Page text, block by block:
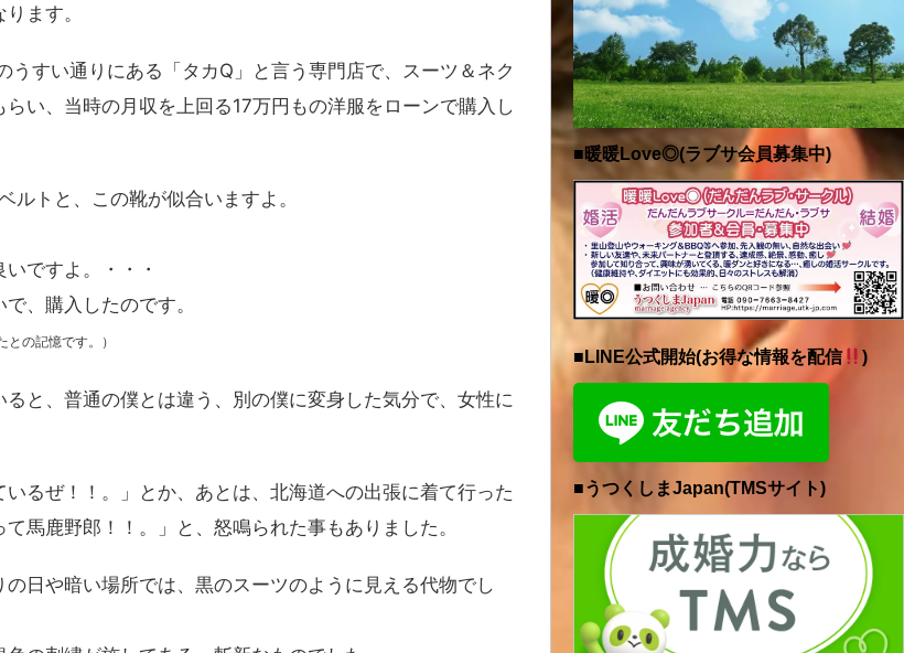
ます。
すい通りにある「タカQ」と言う専門店で、スーツ＆ネク
い、当時の月収を上回る17万円もの洋服をローンで購入し
トと、この靴が似合いますよ。
ですよ。・・・
、購入したのです。
の記憶です。）
と、普通の僕とは違う、別の僕に変身した気分で、女性に
るぜ！！。」とか、あとは、北海道への出張に着て行った
馬鹿野郎！！。」と、怒鳴られた事もありました。
日や暗い場所では、黒のスーツのように見える代物でし
■暖暖Love◎(ラブサ会員募集中)
■LINE公式開始(お得な情報を配信 )
■うつくしまJapan(TMSサイト)